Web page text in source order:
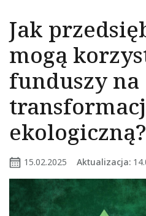
Jak
mogą
funduszy na
ekologiczną?
15.02.2025 Aktualizacja: